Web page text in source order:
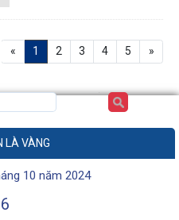
« 1 2 3 4 5 »
LÀ VÀNG
10 năm 2024